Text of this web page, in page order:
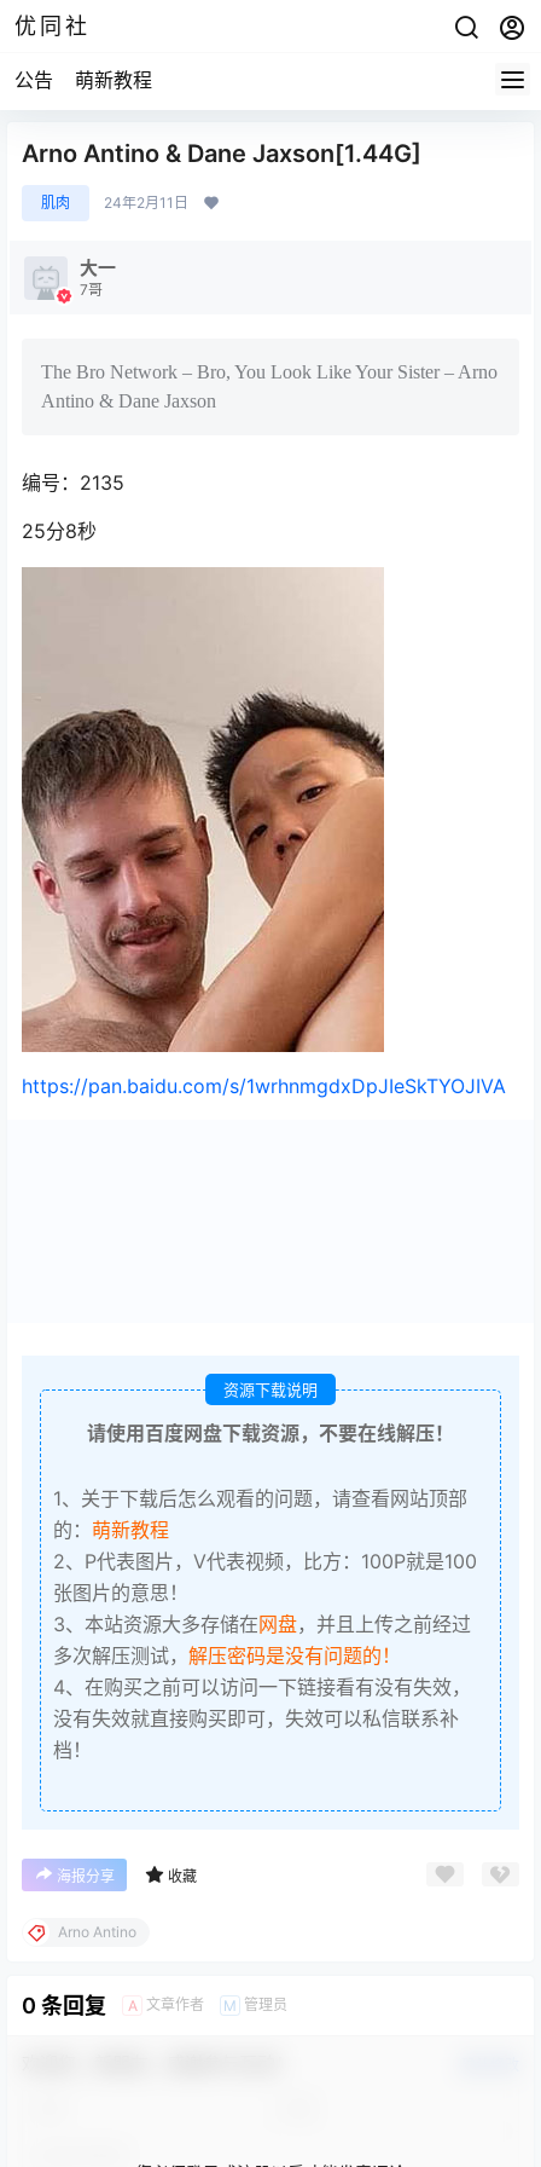
优同社
公告 萌新教程
Arno Antino & Dane Jaxson[1.44G]
肌肉 24年2月11日
大一
7哥
The Bro Network – Bro, You Look Like Your Sister – Arno
Antino & Dane Jaxson
编号：2135
25分8秒
https://pan.baidu.com/s/1wrhnmgdxDpJIeSkTYOJIVA
资源下载说明
请使用百度网盘下载资源，不要在线解压！
1、关于下载后怎么观看的问题，请查看网站顶部
的： 萌新教程
2、P代表图片，V代表视频，比方：100P就是100
张图片的意思！
3、本站资源大多存储在网盘，并且上传之前经过
多次解压测试， 解压密码是没有问题的！
4、在购买之前可以访问一下链接看有没有失效，
没有失效就直接购买即可，失效可以私信联系补
档！
海报分享 收藏
Arno Antino
0 条回复 A 文章作者 M 管理员